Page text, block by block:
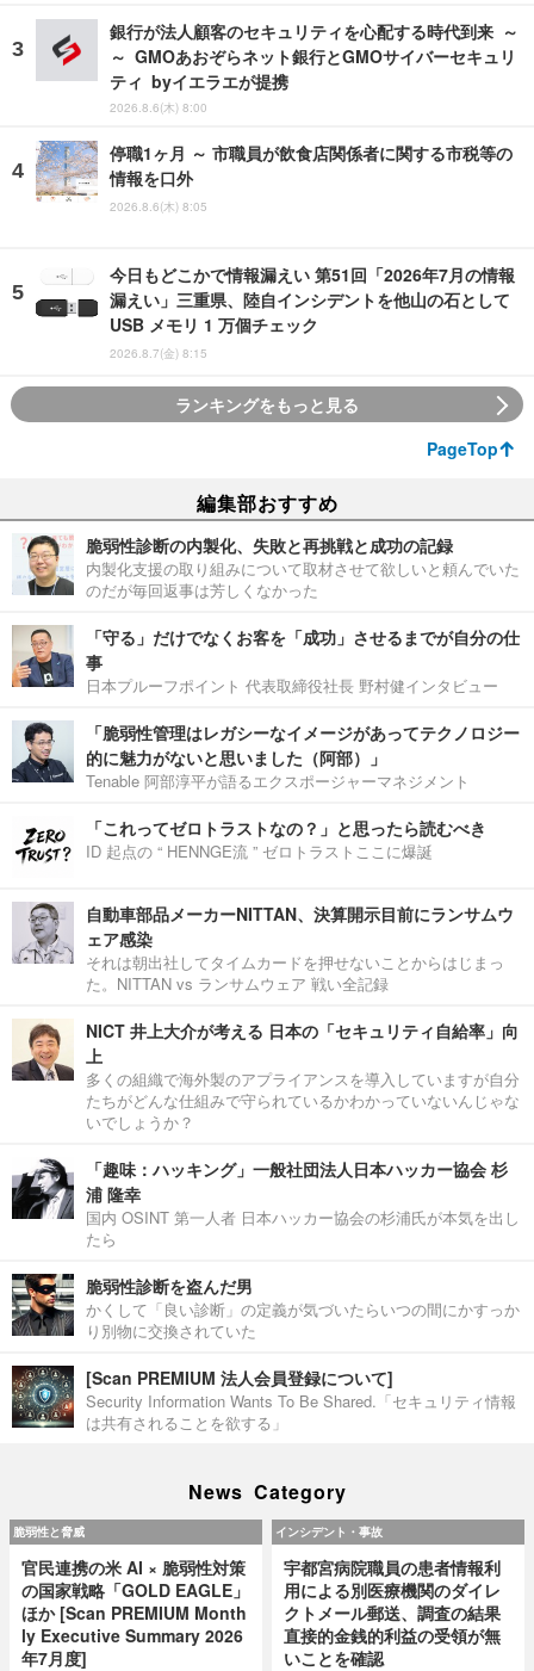
銀行が法人顧客のセキュリティを心配する時代到来 ～
～ GMOあおぞらネット銀行とGMOサイバーセキュリ
ティ byイエラエが提携
2026.8.6(木) 8:00
停職1ヶ月 ～ 市職員が飲食店関係者に関する市税等の
情報を口外
2026.8.6(木) 8:05
今日もどこかで情報漏えい 第51回「2026年7月の情報
漏えい」三重県、陸自インシデントを他山の石として
USB メモリ 1 万個チェック
2026.8.7(金) 8:15
ランキングをもっと見る
PageTop
編集部おすすめ
脆弱性診断の内製化、失敗と再挑戦と成功の記録
内製化支援の取り組みについて取材させて欲しいと頼んでいた
のだが毎回返事は芳しくなかった
「守る」だけでなくお客を「成功」させるまでが自分の仕
事
日本プルーフポイント 代表取締役社長 野村健インタビュー
「脆弱性管理はレガシーなイメージがあってテクノロジー
的に魅力がないと思いました（阿部）」
Tenable 阿部淳平が語るエクスポージャーマネジメント
「これってゼロトラストなの？」と思ったら読むべき
ID 起点の “ HENNGE流 ” ゼロトラストここに爆誕
自動車部品メーカーNITTAN、決算開示目前にランサムウ
ェア感染
それは朝出社してタイムカードを押せないことからはじまっ
た。NITTAN vs ランサムウェア 戦い全記録
NICT 井上大介が考える 日本の「セキュリティ自給率」向
上
多くの組織で海外製のアプライアンスを導入していますが自分
たちがどんな仕組みで守られているかわかっていないんじゃな
いでしょうか？
「趣味：ハッキング」一般社団法人日本ハッカー協会 杉
浦 隆幸
国内 OSINT 第一人者 日本ハッカー協会の杉浦氏が本気を出し
たら
脆弱性診断を盗んだ男
かくして「良い診断」の定義が気づいたらいつの間にかすっか
り別物に交換されていた
[Scan PREMIUM 法人会員登録について]
Security Information Wants To Be Shared.「セキュリティ情報
は共有されることを欲する」
News Category
脆弱性と脅威
官民連携の米 AI × 脆弱性対策
の国家戦略「GOLD EAGLE」
ほか [Scan PREMIUM Month
ly Executive Summary 2026
年7月度]
インシデント・事故
宇都宮病院職員の患者情報利
用による別医療機関のダイレ
クトメール郵送、調査の結果
直接的金銭的利益の受領が無
いことを確認